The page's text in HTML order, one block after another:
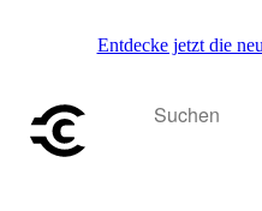
Entdecke jetzt die